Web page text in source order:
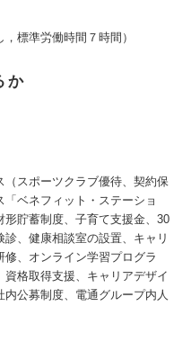
標準労働時間７時間）
か
スポーツクラブ優待、契約保
ベネフィット・ステーショ
貯蓄制度、子育て支援金、30
、健康相談室の設置、キャリ
、オンライン学習プログラ
格取得支援、キャリアデザイ
公募制度、電通グループ内人